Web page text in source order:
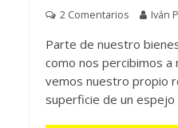
2 Comentarios Iván
Parte de nuestro
como nos percibimos
vemos nuestro propio
superficie de un espejo